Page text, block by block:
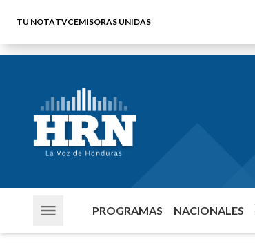
TU NOTATVCEMISORAS UNIDAS
PROGRAMAS NACIONALES